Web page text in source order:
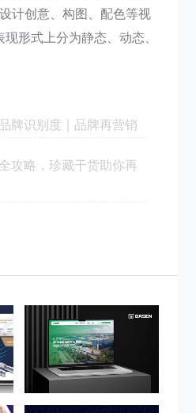
计创意、构图、配色等视
形式上分为静态、动态、
牌识别度｜品牌再营销
攻略，珍藏干货助你再